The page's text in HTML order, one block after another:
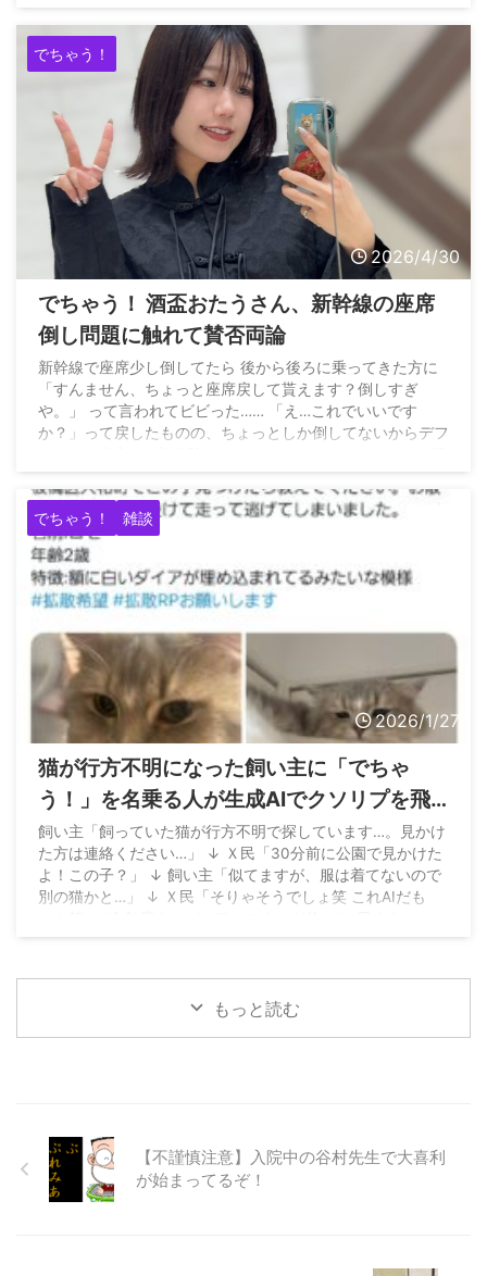
でちゃう！
2026/4/30
でちゃう！ 酒盃おたうさん、新幹線の座席
倒し問題に触れて賛否両論
新幹線で座席少し倒してたら 後から後ろに乗ってきた方に
「すんません、ちょっと座席戻して貰えます？倒しすぎ
や。」 って言われてビビった…… 「え…これでいいです
か？」って戻したものの、ちょっとしか倒してないからデフ
でちゃう！ 雑談
2026/1/27
猫が行方不明になった飼い主に「でちゃ
う！」を名乗る人が生成AIでクソリプを飛
ばす→批判殺到に加えてでちゃう！にもク
レームが行っている模様
飼い主「飼っていた猫が行方不明で探しています…。見かけ
た方は連絡ください…」 ↓ Ｘ民「30分前に公園で見かけた
よ！この子？」 ↓ 飼い主「似てますが、服は着てないので
別の猫かと…」 ↓ Ｘ民「そりゃそうでしょ笑 これAIだも
January 26, 2026
もっと読む
【不謹慎注意】入院中の谷村先生で大喜利
が始まってるぞ！